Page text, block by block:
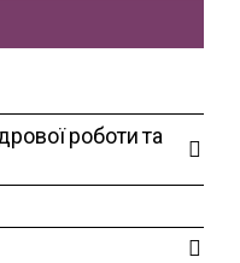
роботи та